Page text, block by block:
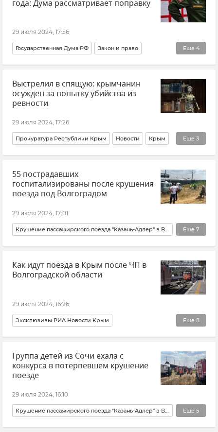
года: Дума рассматривает поправку
29 июля 2024, 17:56
Еще 4
Государственная Дума РФ Закон и право
Общество Гражданство Российское гражданство
Армия и флот
Выстрелил в спящую: крымчанин
осужден за попытку убийства из
ревности
29 июля 2024, 17:26
Еще 3
Прокуратура Республики Крым Новости Крым
Новости Крыма Суд Приговор
55 пострадавших
госпитализированы после крушения
поезда под Волгоградом
29 июля 2024, 17:01
Еще 7
Поезд Транспорт Происшествия Новости
Казань Адлер Волгоградская область
Как идут поезда в Крым после ЧП в
Волгоградской области
29 июля 2024, 16:26
Еще 8
Эксклюзивы РИА Новости Крым
Крушение пассажирского поезда "Казань-Адлер" в Волгоградской области
Казань Адлер Волгоградская область
Происшествия Крым Гранд Сервис Экспресс
Группа детей из Сочи ехала с
конкурса в потерпевшем крушение
поезде
29 июля 2024, 16:10
Еще 5
Крушение пассажирского поезда "Казань-Адлер" в Волгоградской области
Происшествия Новости Казань Сочи